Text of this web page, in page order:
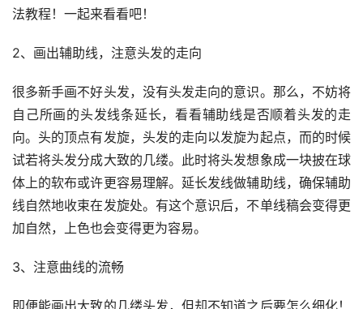
法教程！一起来看看吧！
2、画出辅助线，注意头发的走向
很多新手画不好头发，没有头发走向的意识。那么，不妨将
自己所画的头发线条延长，看看辅助线是否顺着头发的走
向。头的顶点有发旋，头发的走向以发旋为起点，而的时候
试若将头发分成大致的几缕。此时将头发想象成一块披在球
体上的软布或许更容易理解。延长发线做辅助线，确保辅助
线自然地收束在发旋处。有这个意识后，不单线稿会变得更
加自然，上色也会变得更为容易。
3、注意曲线的流畅
即便能画出大致的几缕头发，但却不知道之后要怎么细化！